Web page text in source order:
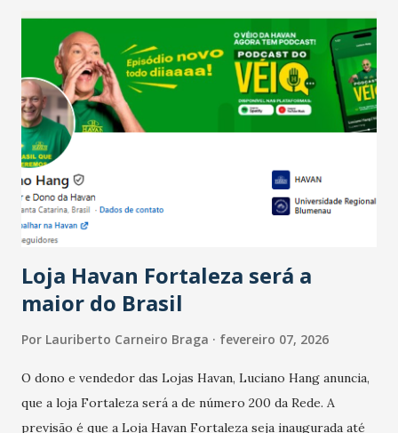
confraternizações de fim de ano e pelo pagamento do 13º
Salário para um número maior de trabalhadores, já que o
país tem a menor taxa de desemprego dos anos recentes.
Ainda segundo a Pesquisa, em novembro de 2025, 40% dos
bares e restaurantes operaram com lucro e outros 40%
registraram equilíbrio financeiro. Já o percentual de
estabelecimentos no prejuízo ficou em 19%, pouco abaixo
do observado no mês anterior. Outros 1% não existiam em
novembro. Em relação a outubro, o faturamento também
Loja Havan Fortaleza será a
maior do Brasil
Por Lauriberto Carneiro Braga fevereiro 07, 2026
O dono e vendedor das Lojas Havan, Luciano Hang anuncia,
que a loja Fortaleza será a de número 200 da Rede. A
previsão é que a Loja Havan Fortaleza seja inaugurada até